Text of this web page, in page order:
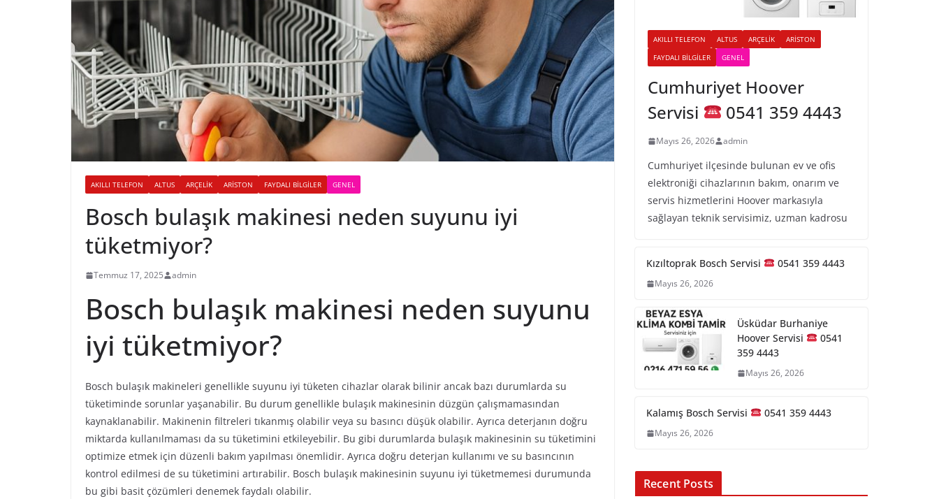
AKILLI TELEFON ALTUS ARÇELIK ARISTON FAYDALI BILGILER GENEL
Bosch bulaşık makinesi neden suyunu iyi
tüketmiyor?
Temmuz 17, 2025 admin
Bosch bulaşık makinesi neden suyunu
iyi tüketmiyor?
Bosch bulaşık makineleri genellikle suyunu iyi tüketen cihazlar olarak bilinir ancak bazı durumlarda su
tüketiminde sorunlar yaşanabilir. Bu durum genellikle bulaşık makinesinin düzgün çalışmamasından
kaynaklanabilir. Makinenin filtreleri tıkanmış olabilir veya su basıncı düşük olabilir. Ayrıca deterjanın doğru
miktarda kullanılmaması da su tüketimini etkileyebilir. Bu gibi durumlarda bulaşık makinesinin su tüketimini
optimize etmek için düzenli bakım yapılması önemlidir. Ayrıca doğru deterjan kullanımı ve su basıncının
kontrol edilmesi de su tüketimini artırabilir. Bosch bulaşık makinesinin suyunu iyi tüketmemesi durumunda
bu gibi basit çözümleri denemek faydalı olabilir.
AKILLI TELEFON ALTUS ARÇELIK
ARISTON
FAYDALI BILGILER
GENEL
Cumhuriyet Hoover
Servisi
0541 359 4443
Mayıs 26, 2026 admin
Cumhuriyet ilçesinde bulunan ev ve ofis
elektroniği cihazlarının bakım, onarım ve
servis hizmetlerini Hoover markasıyla
sağlayan teknik servisimiz, uzman kadrosu
Kızıltoprak Bosch Servisi 0541 359 4443
Mayıs 26, 2026
Üsküdar Burhaniye
Hoover Servisi
0541
359 4443
Mayıs 26, 2026
Kalamış Bosch Servisi 0541 359 4443
Mayıs 26, 2026
Recent Posts